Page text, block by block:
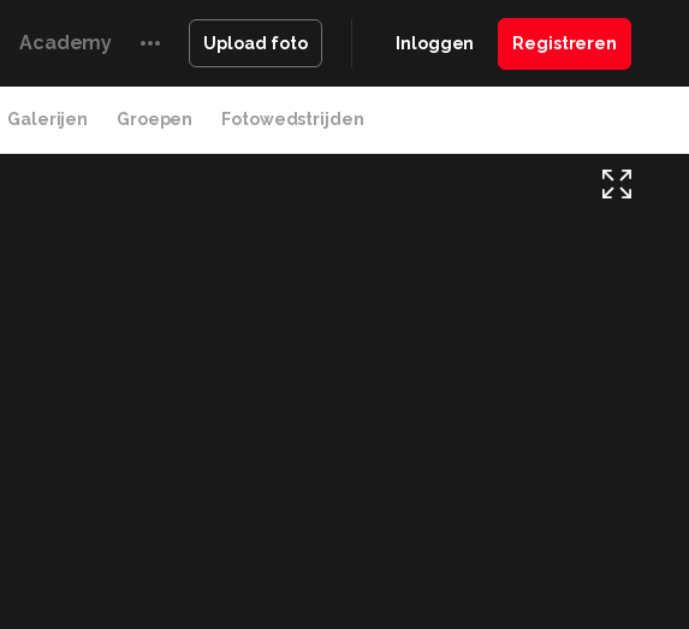
Academy Upload foto Inloggen Registreren
Galerijen Groepen Fotowedstrijden